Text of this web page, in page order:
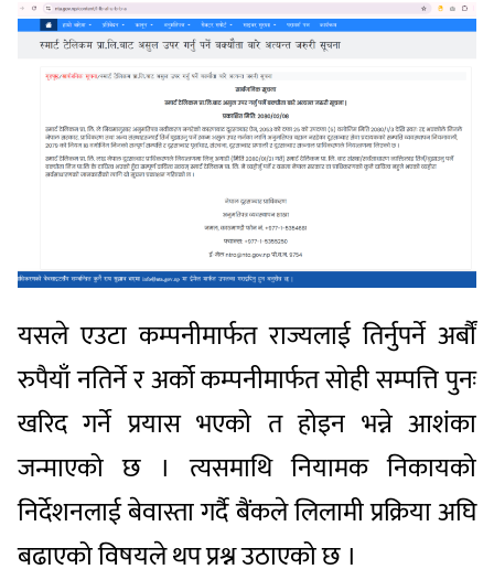
यसले एउटा कम्पनीमार्फत राज्यलाई तिर्नुपर्ने अर्बौं
रुपैयाँ नतिर्ने र अर्को कम्पनीमार्फत सोही सम्पत्ति पुनः
खरिद गर्ने प्रयास भएको त होइन भन्ने आशंका
जन्माएको छ । त्यसमाथि नियामक निकायको
निर्देशनलाई बेवास्ता गर्दै बैंकले लिलामी प्रक्रिया अघि
बढाएको विषयले थप प्रश्न उठाएको छ ।